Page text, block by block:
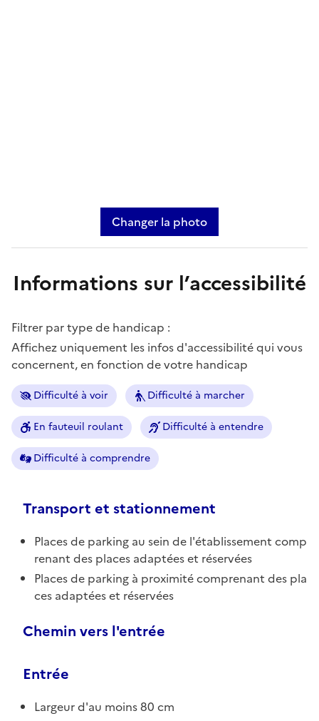
Changer la photo
Informations sur l’accessibilité
Filtrer par type de handicap :
Affichez uniquement les infos d'accessibilité qui vous
concernent, en fonction de votre handicap
Difficulté à voir Difficulté à marcher
En fauteuil roulant Difficulté à entendre
Difficulté à comprendre
Transport et stationnement
Places de parking au sein de l'établissement comp
renant des places adaptées et réservées
Places de parking à proximité comprenant des pla
ces adaptées et réservées
Chemin vers l'entrée
Entrée
Largeur d'au moins 80 cm